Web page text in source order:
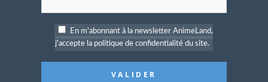
design carrément plus cartoon pour le
morphologie tête et corps y compris. Ils
auraient pu prendre aussi comme modèle
les poupées BJD qui sont des modèles de
design élégant tout en gardant justement ce
En m'abonnant à la newsletter AnimeLand,
j'accepte la politique de confidentialité du site.